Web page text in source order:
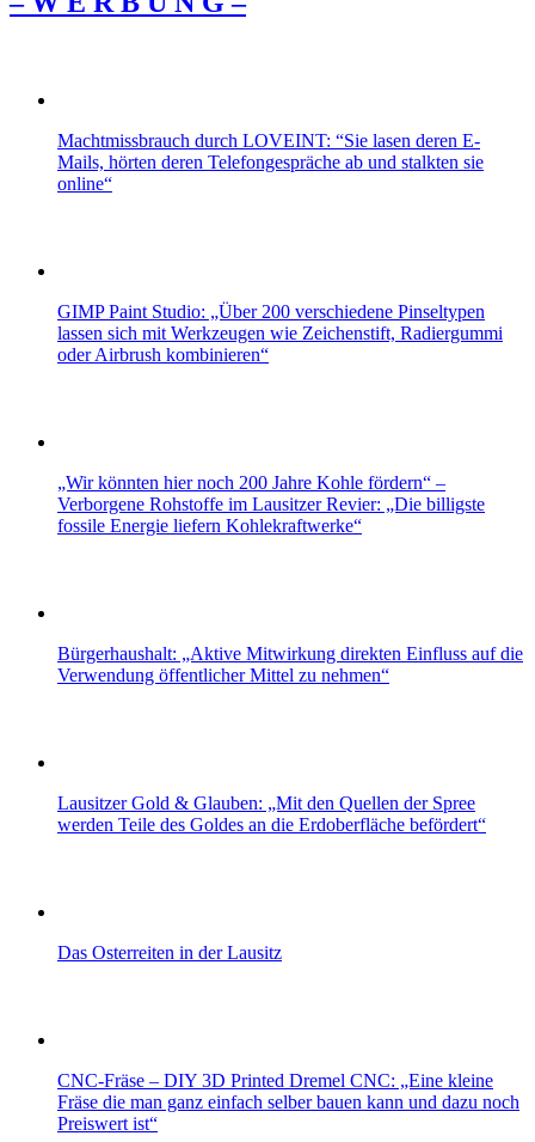
Machtmissbrauch durch LOVEINT: “Sie lasen deren E-
Mails, hörten deren Telefongespräche ab und stalkten sie
online“
GIMP Paint Studio: „Über 200 verschiedene Pinseltypen
lassen sich mit Werkzeugen wie Zeichenstift, Radiergummi
oder Airbrush kombinieren“
„Wir könnten hier noch 200 Jahre Kohle fördern“ –
Verborgene Rohstoffe im Lausitzer Revier: „Die billigste
fossile Energie liefern Kohlekraftwerke“
Bürgerhaushalt: „Aktive Mitwirkung direkten Einfluss auf die
Verwendung öffentlicher Mittel zu nehmen“
Lausitzer Gold & Glauben: „Mit den Quellen der Spree
werden Teile des Goldes an die Erdoberfläche befördert“
Das Osterreiten in der Lausitz
CNC-Fräse – DIY 3D Printed Dremel CNC: „Eine kleine
Fräse die man ganz einfach selber bauen kann und dazu noch
Preiswert ist“